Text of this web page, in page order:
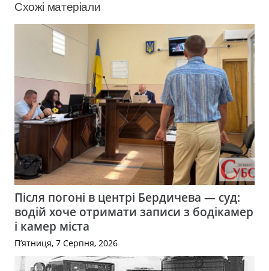
Схожі матеріали
Після погоні в центрі Бердичева — суд:
водій хоче отримати записи з бодікамер
і камер міста
П’ятниця, 7 Серпня, 2026